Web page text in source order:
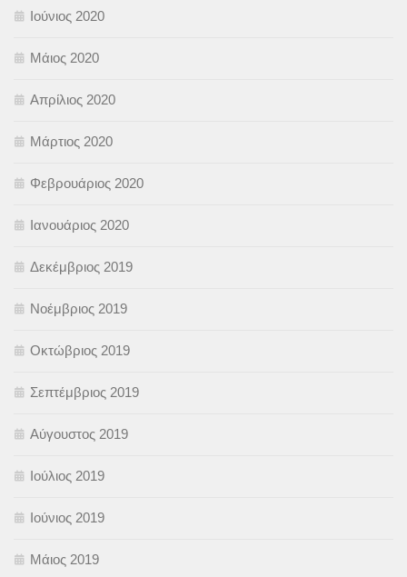
Ιούνιος 2020
Μάιος 2020
Απρίλιος 2020
Μάρτιος 2020
Φεβρουάριος 2020
Ιανουάριος 2020
Δεκέμβριος 2019
Νοέμβριος 2019
Οκτώβριος 2019
Σεπτέμβριος 2019
Αύγουστος 2019
Ιούλιος 2019
Ιούνιος 2019
Μάιος 2019